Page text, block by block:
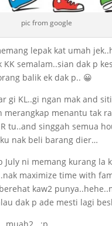
pic from google
lepak kat umah
semalam..sian dak p
balik ek dak p.. 😀
gi KL..gi ngan mak and
merangkap menantu tak
tu..and singgah semua
nak beli barang dier…
July ni memang kurang la
maximize time with
kaw2
dak p ade mesti lagi